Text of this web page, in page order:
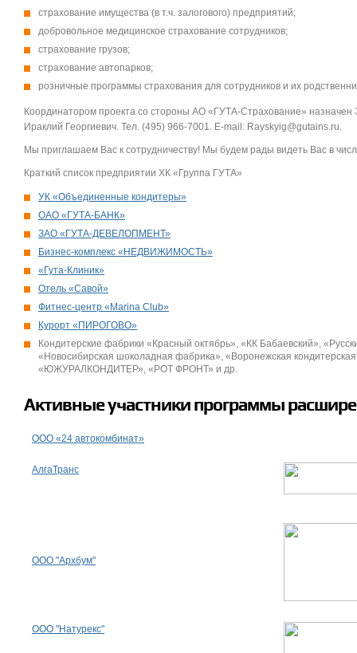
страхование имущества (в т.ч. залогового) предприятий;
добровольное медицинское страхование сотрудников;
страхование грузов;
страхование автопарков;
розничные программы страхования для сотрудников и их
Координатором проекта со стороны АО «ГУТА-Страхование»
Ираклий Георгиевич. Тел. (495) 966-7001. E-mail: Rayskyig@gutains.ru.
Мы приглашаем Вас к сотрудничеству! Мы будем рады видеть Вас в
Краткий список предприятии ХК «Группа ГУТА»
УК «Объединенные кондитеры»
ОАО «ГУТА-БАНК»
ЗАО «ГУТА-ДЕВЕЛОПМЕНТ»
Бизнес-комплекс «НЕДВИЖИМОСТЬ»
«Гута-Клиник»
Отель «Савой»
Фитнес-центр «Marina Club»
Курорт «ПИРОГОВО»
Кондитерские фабрики «Красный октябрь», «КК Бабаевский»,
«Новосибирская шоколадная фабрика», «Воронежская
«ЮЖУРАЛКОНДИТЕР», «РОТ ФРОНТ» и др.
Активные участники программы
ООО «24 автокомбинат»
АлгаТранс
ООО "Архбум"
ООО "Натурекс"